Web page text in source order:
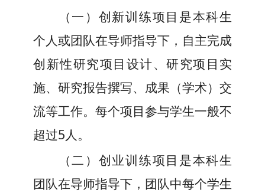
（一 ） 创新训练项目是本科生
个人或团队在导师指导下，自主完成
创新性研究项目设计、研究项目实
施、研究报告撰写、成果（学术）交
流等工作。 每个项目参与学生一般不
超过5人。
（二 ） 创业训练项目是本科生
团队在导师指导下，团队中每个学生